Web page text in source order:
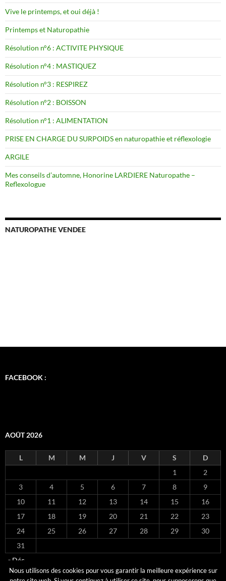
Vive le printemps, et oui déjà !
Printemps et Naturopathie
Résolution n°6 : ACTIVITE PHYSIQUE
Résolution n°4 : MASTIQUEZ
Résolution n°3 : RESPIREZ
Résolution n°2 : BOISSON
Résolution n°1 : ALIMENTATION
PRISE EN CHARGE DU SURPOIDS en naturopathie et réflexologie
ARGILE
Mes conseils d’automne, Honorine LARDIERE Naturopathe –
Reflexologue
NATUROPATHE VENDEE
FACEBOOK :
AOÛT 2026
L M M J V S
D
1
2
3
4 5 6 7 8
9
10
11 12 13 14 15
16
17
18 19 20 21 22
23
24
25 26 27 28 29
30
31
« Déc
Nous utilisons des cookies pour vous garantir la meilleure expérience sur